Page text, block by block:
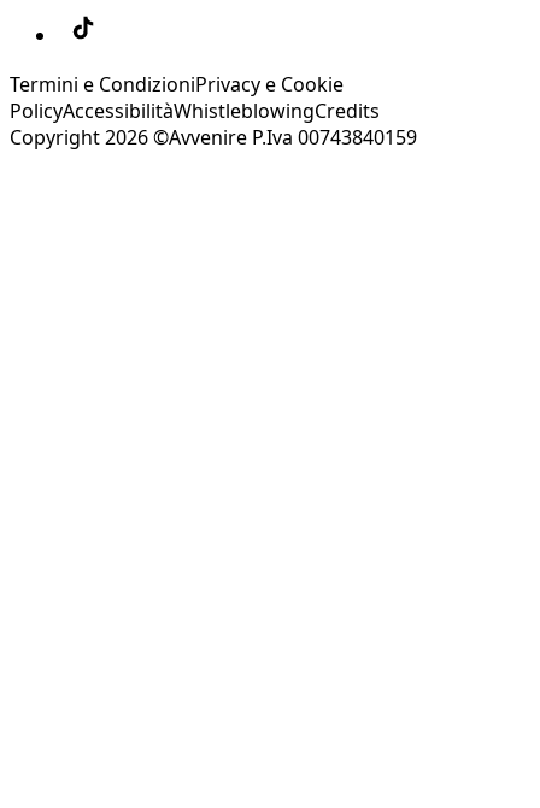
Termini e CondizioniPrivacy e Cookie
PolicyAccessibilitàWhistleblowingCredits
Copyright 2026 ©Avvenire P.Iva 00743840159